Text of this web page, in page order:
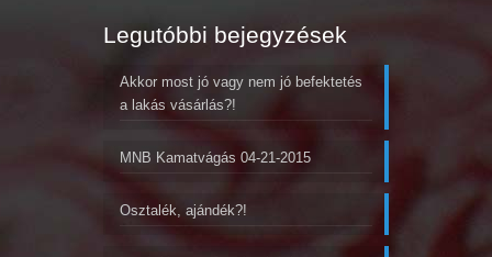
Legutóbbi bejegyzések
Akkor most jó vagy nem jó befektetés
a lakás vásárlás?!
MNB Kamatvágás 04-21-2015
Osztalék, ajándék?!